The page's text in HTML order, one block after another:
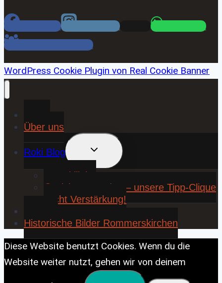
Facebook Instagram
WhatsApp
Facebook Gruppe
WordPress Cookie Plugin von Real Cookie Banner
Über uns
Roki Blog
UNTERMENÜ
UMSCHALTEN
❤️ Rokiliebe
⚽ KickStart 25/26 – unsere Tipp-Clique
sucht Verstärkung!
Historische Bilder Rommerskirchen
Diese Website benutzt Cookies. Wenn du die
Website weiter nutzt, gehen wir von deinem